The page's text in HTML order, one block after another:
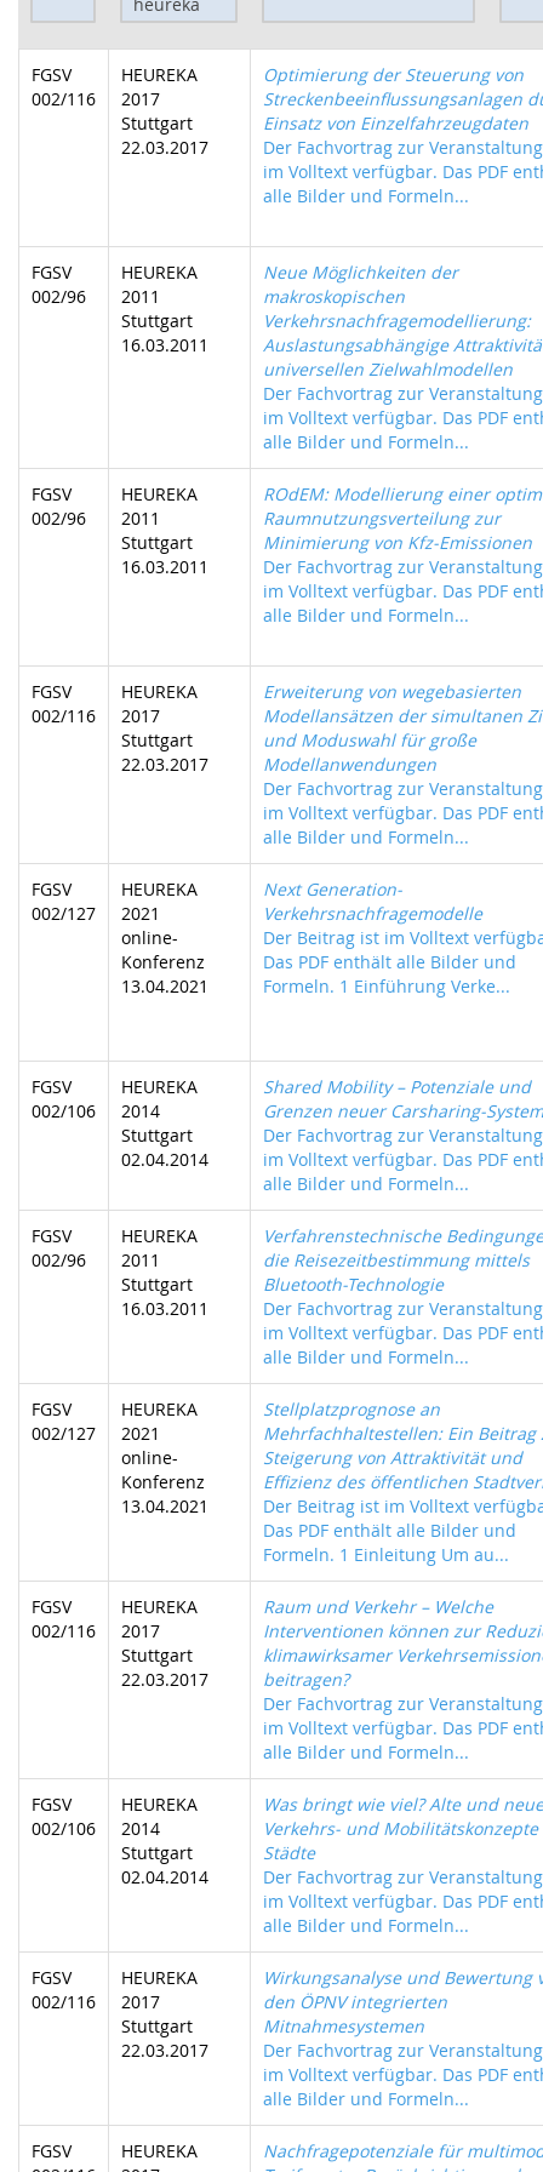
FGSV
002/116
HEUREKA
2017
Stuttgart
22.03.2017
Optimierung der Steuerung von
Streckenbeeinflussungsanlagen
Einsatz von Einzelfahrzeugdaten
Der Fachvortrag zur
im Volltext verfügbar. Das PDF
alle Bilder und Formeln...
FGSV
002/96
HEUREKA
2011
Stuttgart
16.03.2011
Neue Möglichkeiten der
makroskopischen
Verkehrsnachfragemodellierung:
Auslastungsabhängige
universellen Zielwahlmodellen
Der Fachvortrag zur
im Volltext verfügbar. Das PDF
alle Bilder und Formeln...
FGSV
002/96
HEUREKA
2011
Stuttgart
16.03.2011
ROdEM: Modellierung einer
Raumnutzungsverteilung zur
Minimierung von Kfz-Emissionen
Der Fachvortrag zur
im Volltext verfügbar. Das PDF
alle Bilder und Formeln...
FGSV
002/116
HEUREKA
2017
Stuttgart
22.03.2017
Erweiterung von wegebasierten
Modellansätzen der simultanen
und Moduswahl für große
Modellanwendungen
Der Fachvortrag zur
im Volltext verfügbar. Das PDF
alle Bilder und Formeln...
FGSV
002/127
HEUREKA
2021
online-
Konferenz
13.04.2021
Next Generation-
Verkehrsnachfragemodelle
Der Beitrag ist im Volltext
Das PDF enthält alle Bilder und
Formeln. 1 Einführung Verke...
FGSV
002/106
HEUREKA
2014
Stuttgart
02.04.2014
Shared Mobility – Potenziale und
Grenzen neuer Carsharing-
Der Fachvortrag zur
im Volltext verfügbar. Das PDF
alle Bilder und Formeln...
FGSV
002/96
HEUREKA
2011
Stuttgart
16.03.2011
Verfahrenstechnische
die Reisezeitbestimmung mittels
Bluetooth-Technologie
Der Fachvortrag zur
im Volltext verfügbar. Das PDF
alle Bilder und Formeln...
FGSV
002/127
HEUREKA
2021
online-
Konferenz
13.04.2021
Stellplatzprognose an
Mehrfachhaltestellen: Ein Beitrag
Steigerung von Attraktivität und
Effizienz des öffentlichen
Der Beitrag ist im Volltext
Das PDF enthält alle Bilder und
Formeln. 1 Einleitung Um au...
FGSV
002/116
HEUREKA
2017
Stuttgart
22.03.2017
Raum und Verkehr – Welche
Interventionen können zur
klimawirksamer
beitragen?
Der Fachvortrag zur
im Volltext verfügbar. Das PDF
alle Bilder und Formeln...
FGSV
002/106
HEUREKA
2014
Stuttgart
02.04.2014
Was bringt wie viel? Alte und neue
Verkehrs- und
Städte
Der Fachvortrag zur
im Volltext verfügbar. Das PDF
alle Bilder und Formeln...
FGSV
002/116
HEUREKA
2017
Stuttgart
22.03.2017
Wirkungsanalyse und Bewertung
den ÖPNV integrierten
Mitnahmesystemen
Der Fachvortrag zur
im Volltext verfügbar. Das PDF
alle Bilder und Formeln...
FGSV
HEUREKA
Nachfragepotenziale für